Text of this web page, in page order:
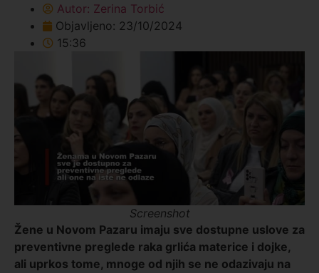
Autor: Zerina Torbić
Objavljeno: 23/10/2024
15:36
Screenshot
Žene u Novom Pazaru imaju sve dostupne uslove za
preventivne preglede raka grlića materice i dojke,
ali uprkos tome, mnoge od njih se ne odazivaju na